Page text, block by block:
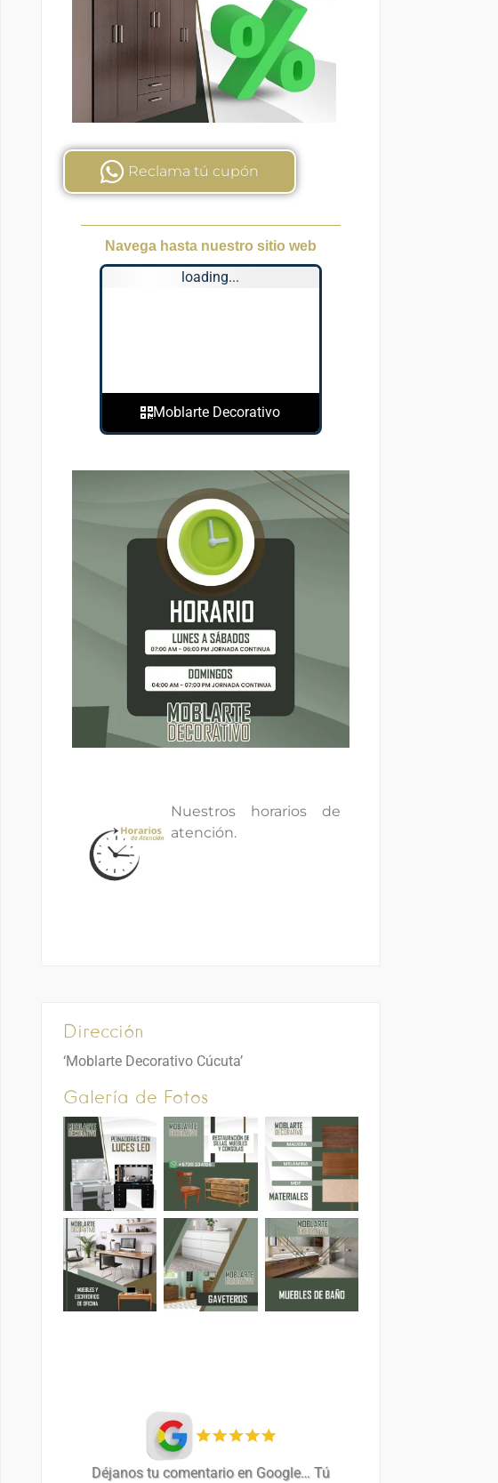
Reclama tú cupón
Navega hasta nuestro sitio web
loading...
Moblarte Decorativo
Nuestros horarios de
atención.
Dirección
‘Moblarte Decorativo Cúcuta’
Galería de Fotos
Déjanos tu comentario en Google… Tú